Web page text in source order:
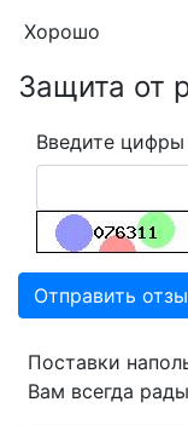
Хорошо
Защита от
Введите
Отправить
Поставки
Вам всегда